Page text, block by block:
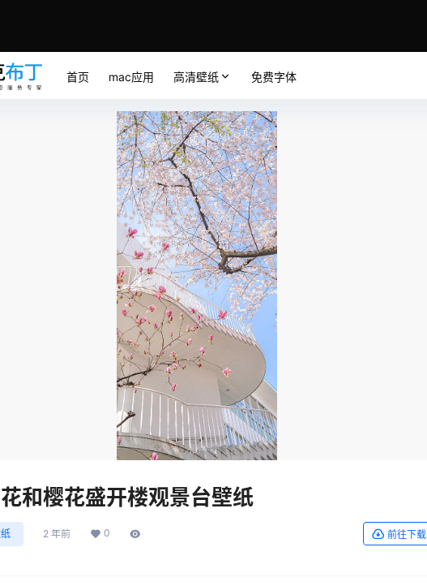
首页 mac应用 高清壁纸 免费字体
和樱花盛开楼观景台壁纸
2 年前 0 前往下载